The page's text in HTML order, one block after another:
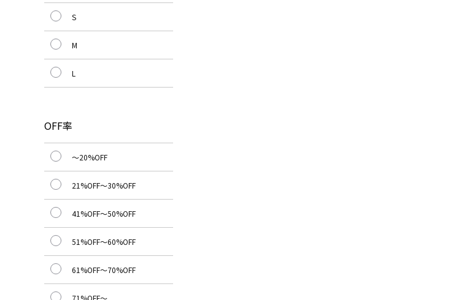
S
M
L
OFF率
～20%OFF
21%OFF～30%OFF
41%OFF～50%OFF
51%OFF～60%OFF
61%OFF～70%OFF
71%OFF～